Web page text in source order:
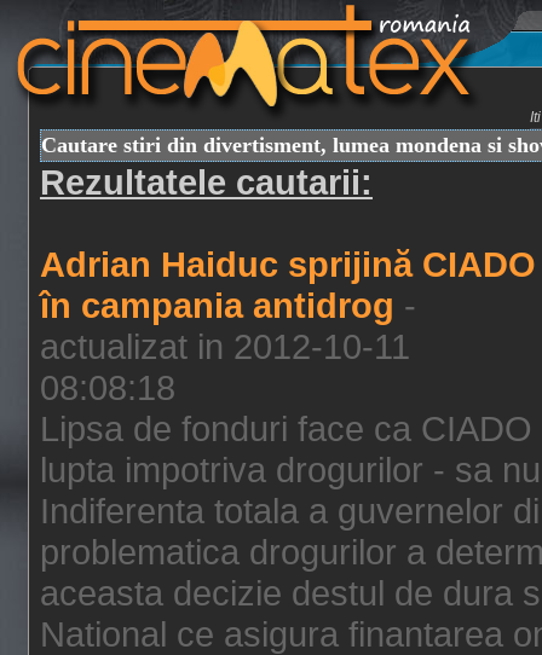
Cautare stiri din divertisment, lumea mondena si
Rezultatele cautarii:
Adrian Haiduc sprijină CIADO
în campania antidrog -
actualizat in 2012-10-11
08:08:18
Lipsa de fonduri face ca
lupta impotriva drogurilor - sa
Indiferenta totala a guvernelor
problematica drogurilor a
aceasta decizie destul de dura
National ce asigura finantarea